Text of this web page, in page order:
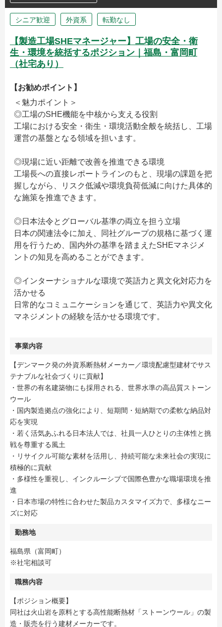
シニア歓迎 外資系 転勤なし
【製造工場SHEマネージャー】工場の安全・衛
生・環境を統括するポジション｜福島・富岡町
（社宅あり）
【お勧めポイント】
＜魅力ポイント＞
◎工場のSHE機能を中核から支える役割
工場における安全・衛生・環境活動全般を統括し、工場
運営の基盤となる領域を担います。
◎現場に近い距離で改善を推進できる環境
工場長への直接レポートラインのもと、現場の課題を把
握しながら、リスク低減や環境負荷低減に向けた具体的
な施策を推進できます。
◎日本法令とグローバル基準の両立を担う立場
日本の関連法令に加え、同社グループの規格に基づく運
用を行うため、国内外の基準を踏まえたSHEマネジメ
ントの知見を高めることができます。
◎インターナショナルな環境で英語力と異文化対応力を
活かせる
日常的なコミュニケーションを通じて、英語力や異文化
マネジメントの経験を活かせる環境です。
事業内容
【デンマーク発の外資系断熱材メーカー／環境配慮型建材でサス
テナブルな社会づくりに貢献】
・世界の有名建築物にも採用される、世界水準の高品質ストーン
ウール
・国内製造拠点の強化により、短期間・短納期での柔軟な納品対
応を実現
・若く活気あふれる日本法人では、社員一人ひとりの主体性と挑
戦を尊重する風土
・リサイクル可能な素材を活用し、持続可能な未来社会の実現に
積極的に貢献
・多様性を重視し、インクルーシブで国際色豊かな職場環境を推
進
・日本市場の特性に合わせた製品カスタマイズ力で、多様なニー
ズに対応
勤務地
福島県（富岡町）
※社宅相談可
職務内容
【ポジション概要】
同社は火山岩を原料とする高性能断熱材「ストーンウール」の製
造・販売を行う建材メーカーです。